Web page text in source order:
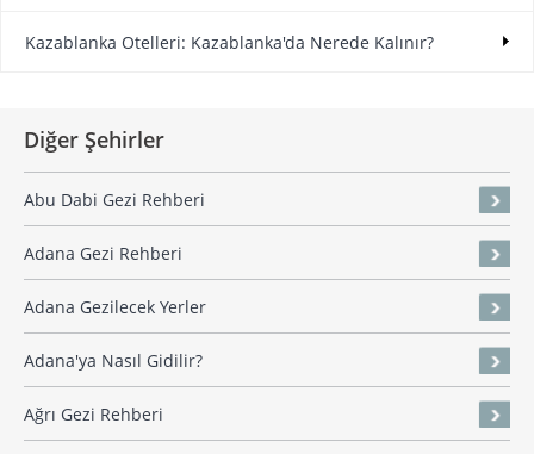
Kazablanka Otelleri: Kazablanka'da Nerede Kalınır?
Diğer Şehirler
Abu Dabi Gezi Rehberi
Adana Gezi Rehberi
Adana Gezilecek Yerler
Adana'ya Nasıl Gidilir?
Ağrı Gezi Rehberi